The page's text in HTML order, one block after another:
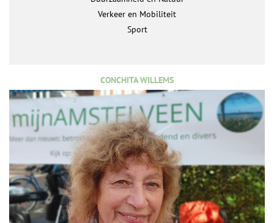
Verkeer en Mobiliteit
Sport
CONCHITA WILLEMS